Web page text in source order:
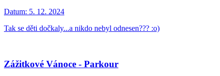
Datum: 5. 12. 2024
Tak se děti dočkaly...a nikdo nebyl odnesen??? :o)
Zážitkové Vánoce - Parkour